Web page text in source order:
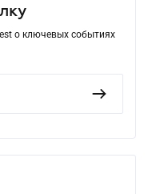
о ключевых событиях